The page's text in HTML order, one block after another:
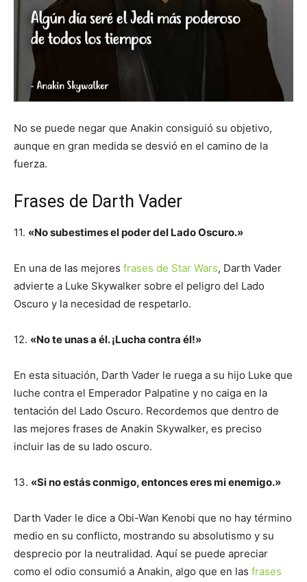
No se puede negar que Anakin consiguió su objetivo,
aunque en gran medida se desvió en el camino de la
fuerza.
Frases de Darth Vader
11. «No subestimes el poder del Lado Oscuro.»
En una de las mejores frases de Star Wars, Darth Vader
advierte a Luke Skywalker sobre el peligro del Lado
Oscuro y la necesidad de respetarlo.
12. «No te unas a él. ¡Lucha contra él!»
En esta situación, Darth Vader le ruega a su hijo Luke que
luche contra el Emperador Palpatine y no caiga en la
tentación del Lado Oscuro. Recordemos que dentro de
las mejores frases de Anakin Skywalker, es preciso
incluir las de su lado oscuro.
13. «Si no estás conmigo, entonces eres mi enemigo.»
Darth Vader le dice a Obi-Wan Kenobi que no hay término
medio en su conflicto, mostrando su absolutismo y su
desprecio por la neutralidad. Aquí se puede apreciar
como el odio consumió a Anakin, algo que en las frases